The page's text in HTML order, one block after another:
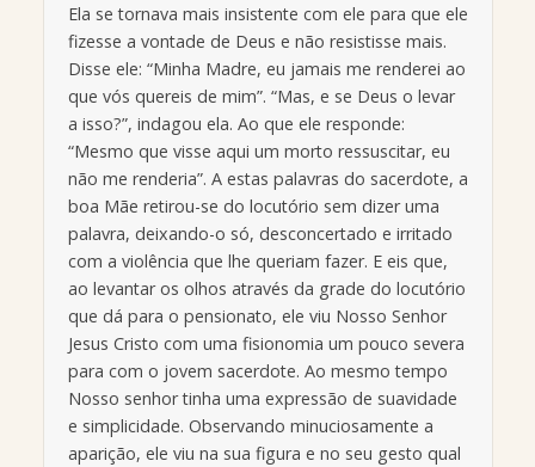
Ela se tornava mais insistente com ele para que ele
fizesse a vontade de Deus e não resistisse mais.
Disse ele: “Minha Madre, eu jamais me renderei ao
que vós quereis de mim”. “Mas, e se Deus o levar
a isso?”, indagou ela. Ao que ele responde:
“Mesmo que visse aqui um morto ressuscitar, eu
não me renderia”. A estas palavras do sacerdote, a
boa Mãe retirou-se do locutório sem dizer uma
palavra, deixando-o só, desconcertado e irritado
com a violência que lhe queriam fazer. E eis que,
ao levantar os olhos através da grade do locutório
que dá para o pensionato, ele viu Nosso Senhor
Jesus Cristo com uma fisionomia um pouco severa
para com o jovem sacerdote. Ao mesmo tempo
Nosso senhor tinha uma expressão de suavidade
e simplicidade. Observando minuciosamente a
aparição, ele viu na sua figura e no seu gesto qual